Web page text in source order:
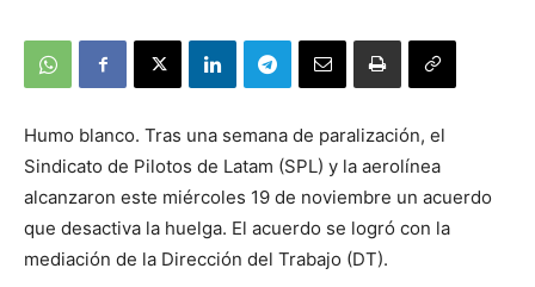
Humo blanco. Tras una semana de paralización, el
Sindicato de Pilotos de Latam (SPL) y la aerolínea
alcanzaron este miércoles 19 de noviembre un acuerdo
que desactiva la huelga. El acuerdo se logró con la
mediación de la Dirección del Trabajo (DT).